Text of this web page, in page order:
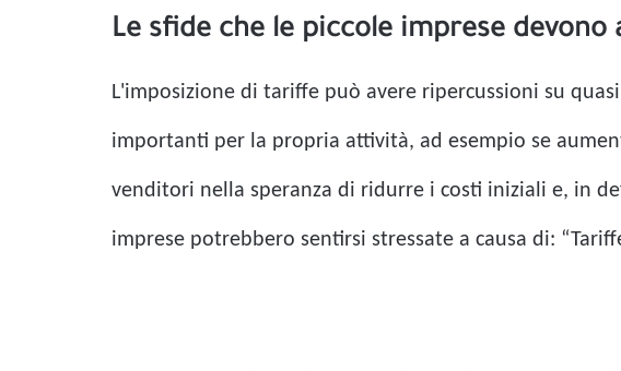
Le sfide che le piccole imprese
L'imposizione di tariffe può avere ripercussioni su
importanti per la propria attività, ad esempio se
venditori nella speranza di ridurre i costi iniziali e, in
imprese potrebbero sentirsi stressate a causa di: